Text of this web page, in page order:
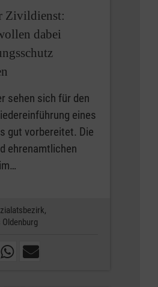
Zivildienst:
dabei
sehen sich für den
eines
gut vorbereitet. Die
ehrenamtlichen